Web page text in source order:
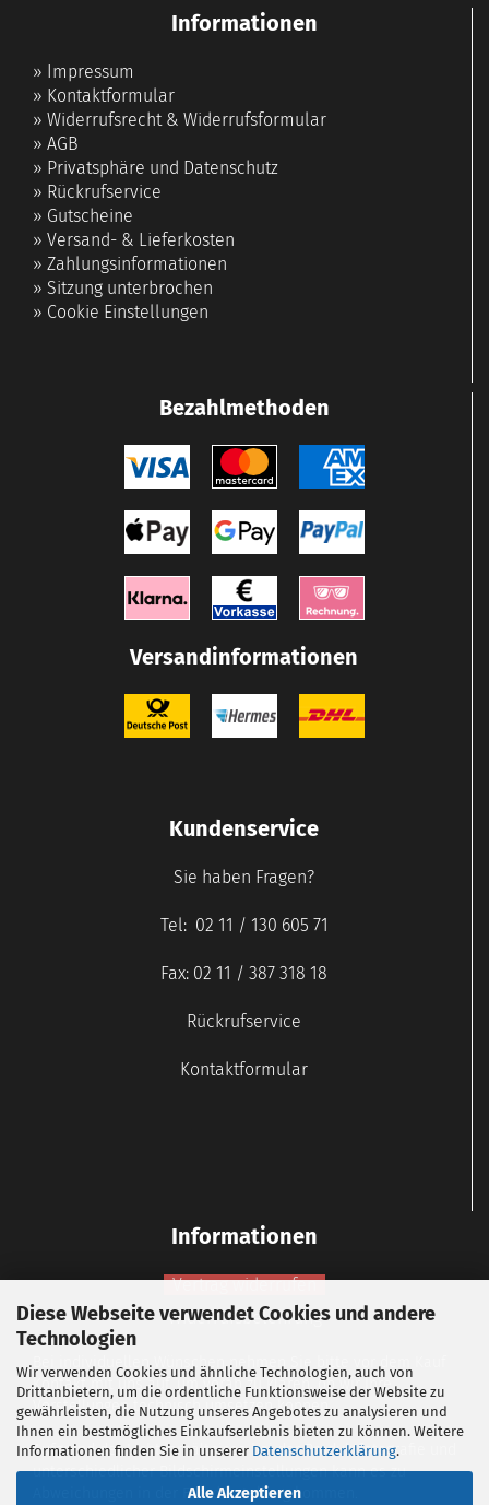
Diese Webseite verwendet Cookies und andere
Technologien
Wir verwenden Cookies und ähnliche Technologien, auch von
Drittanbietern, um die ordentliche Funktionsweise der Website zu
gewährleisten, die Nutzung unseres Angebotes zu analysieren und
Ihnen ein bestmögliches Einkaufserlebnis bieten zu können. Weitere
Informationen finden Sie in unserer Datenschutzerklärung.
Alle Akzeptieren
Informationen
» Impressum
» Kontaktformular
» Widerrufsrecht & Widerrufsformular
» AGB
» Privatsphäre und Datenschutz
» Rückrufservice
» Gutscheine
» Versand- & Lieferkosten
» Zahlungsinformationen
» Sitzung unterbrochen
» Cookie Einstellungen
Bezahlmethoden
Versandinformationen
Kundenservice
Sie haben Fragen?
Tel: 02 11 / 130 605 71
Fax: 02 11 / 387 318 18
Rückrufservice
Kontaktformular
Informationen
Vertrag widerrufen
Widerrufsbelehrung
Bei individuellen Wünschen nehmen Sie bitte vor dem Kauf
Kontakt mit uns auf, um vorab zu klären, ob wir Ihre
Vorstellungen technisch umsetzen können.
Aufgrund der Lichtverhältnisse bei der Produktfotografie und
unterschiedlicher Bildschirmeinstellungen kann es zu
Abweichungen in der Farbdarstellung kommen.